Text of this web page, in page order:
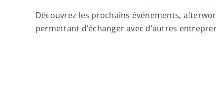
Découvrez les prochains événements,
permettant d’échanger avec d’autres